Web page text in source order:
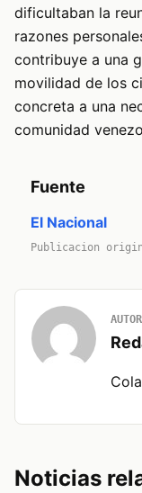
dificultaban la
razones
contribuye a una
movilidad de los
concreta a una
comunidad
Fuente
El Nacional
Publicacion
AUTOR
Noticias